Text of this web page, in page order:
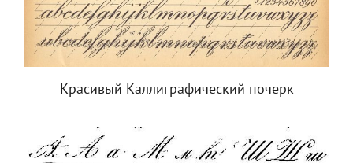
Красивый Каллиграфический почерк